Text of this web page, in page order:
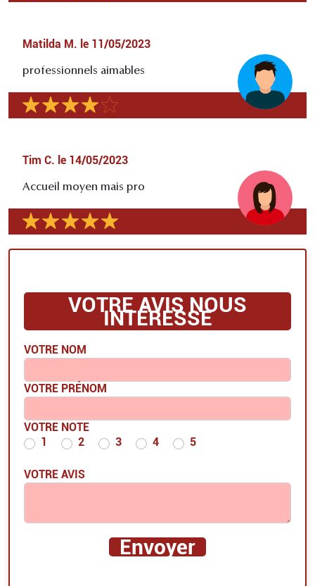
Matilda M. le 11/05/2023
professionnels aimables
Tim C. le 14/05/2023
Accueil moyen mais pro
VOTRE AVIS NOUS
INTÉRESSE
VOTRE NOM
VOTRE PRÉNOM
VOTRE NOTE
1
2 3 4 5
VOTRE AVIS